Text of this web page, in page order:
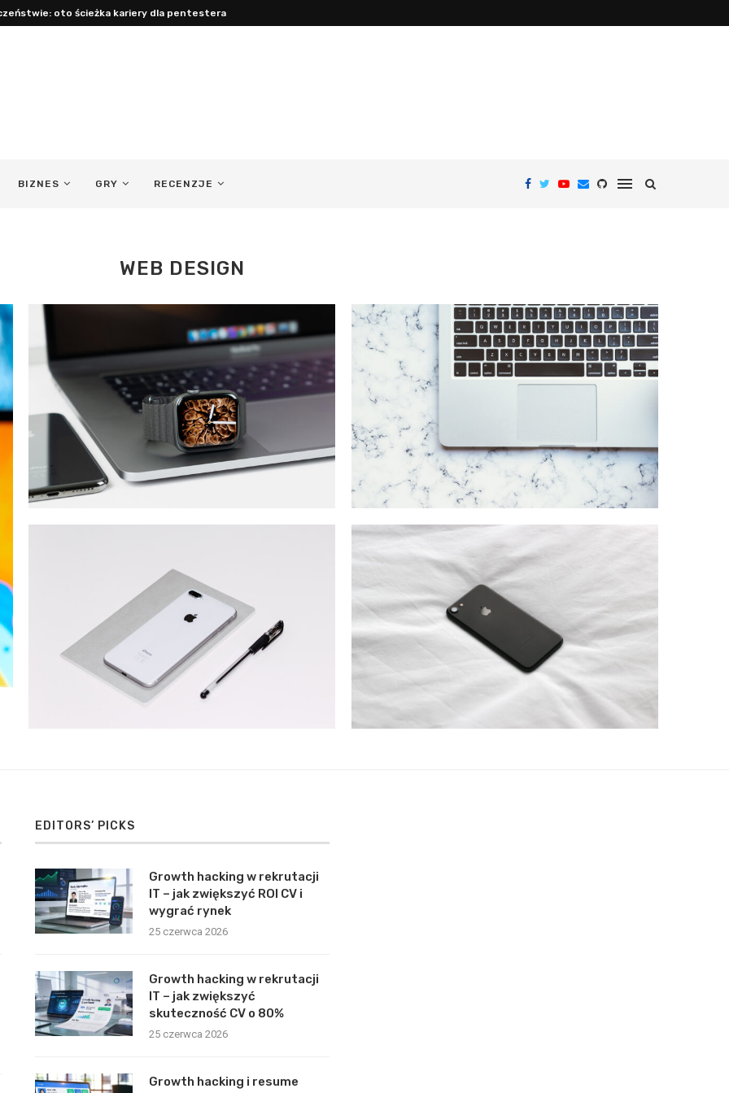
oto ścieżka kariery dla pentestera
BIZNES GRY RECENZJE
WEB DESIGN
EDITORS’ PICKS
Growth hacking w rekrutacji
IT – jak zwiększyć ROI CV i
wygrać rynek
25 czerwca 2026
Growth hacking w rekrutacji
IT – jak zwiększyć
skuteczność CV o 80%
25 czerwca 2026
Growth hacking i resume